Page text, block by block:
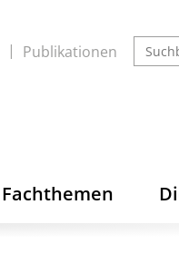
Publikationen
Fachthemen